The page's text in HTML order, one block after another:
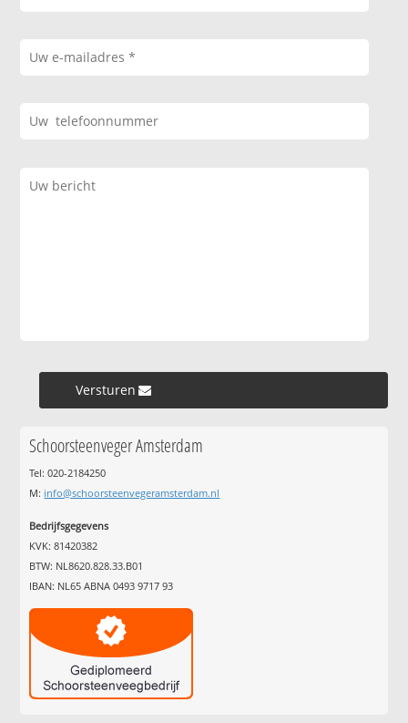
Versturen »
Schoorsteenveger Amsterdam
Tel: 020-2184250
M: info@schoorsteenvegeramsterdam.nl
Bedrijfsgegevens
KVK: 81420382
BTW: NL8620.828.33.B01
IBAN: NL65 ABNA 0493 9717 93